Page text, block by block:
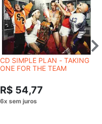
CD SIMPLE PLAN - TAKING
ONE FOR THE TEAM
R$ 54,77